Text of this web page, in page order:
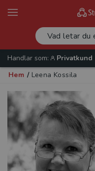
Handlar som:
Privatkund
Hem / Leena Kossila